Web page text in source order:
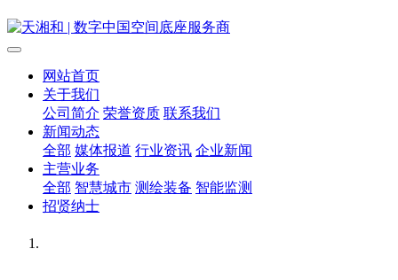
网站首页
关于我们
公司简介 荣誉资质 联系我们
新闻动态
全部 媒体报道 行业资讯 企业新闻
主营业务
全部 智慧城市 测绘装备 智能监测
招贤纳士